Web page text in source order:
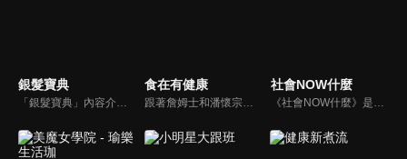
銀髮寶典
「銀髮寶典」內容介紹銀髮族相關的醫療知識，讓爺爺奶奶們能了解銀髮族常見的疾病、或是身體常遇到的問題，並邀請專業的醫師上節目解答，詳細深入且淺顯易懂的方式講述給各位爺爺奶奶們。為銀髮族的身體健康預防把關，讓爺爺奶奶能有一個樂活的退休生活。
食在有健康
跟著詹姆士和潘懷宗博士就能輕鬆學料理！只是品嚐美食之餘，身體健康也要懂得把關，每集都會傳授生活健康資訊，破除一般飲食迷思，讓大家吃得美味、活得健康！
社會NOW什麼
《社會NOW什麼》是一檔探討社會案件、時事的節目，為你揭開社會案件的來龍去脈，犯罪人的心理解析。